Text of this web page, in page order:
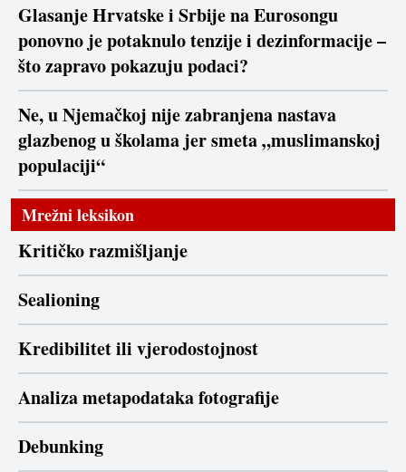
Glasanje Hrvatske i Srbije na Eurosongu
ponovno je potaknulo tenzije i dezinformacije –
što zapravo pokazuju podaci?
Ne, u Njemačkoj nije zabranjena nastava
glazbenog u školama jer smeta „muslimanskoj
populaciji“
Mrežni leksikon
Kritičko razmišljanje
Sealioning
Kredibilitet ili vjerodostojnost
Analiza metapodataka fotografije
Debunking